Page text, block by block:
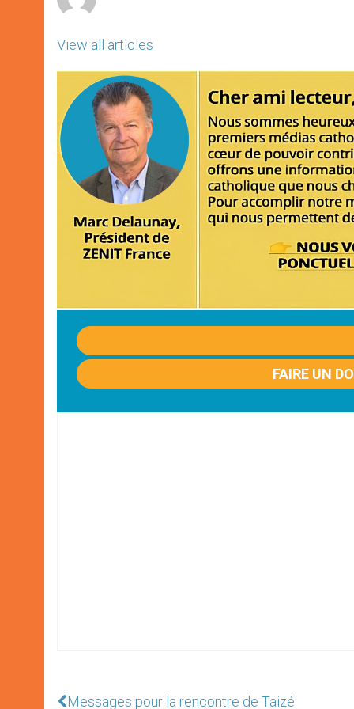
View all articles
FAIRE UN
Messages pour la rencontre de Taizé